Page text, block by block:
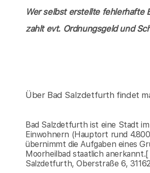
Wer selbst erstellte fehlerhafte
zahlt evt. Ordnungsgeld und
Über Bad Salzdetfurth findet
Bad Salzdetfurth ist eine Stadt
Einwohnern (Hauptort rund
übernimmt die Aufgaben eines
Moorheilbad staatlich
Salzdetfurth, Oberstraße 6,